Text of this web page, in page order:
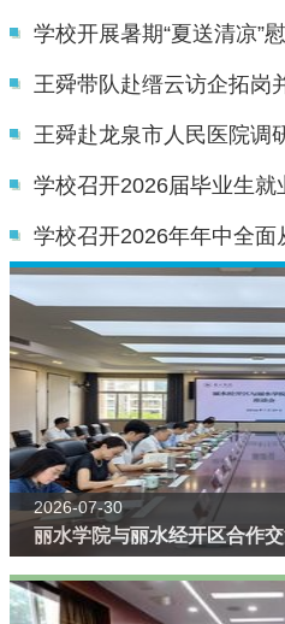
学校开展暑期“夏送清凉”
王舜赴龙泉市人民医院调
学校召开2026届毕业生就
学校召开2026年年中全面
2026-07-30
丽水学院与丽水经开区合作